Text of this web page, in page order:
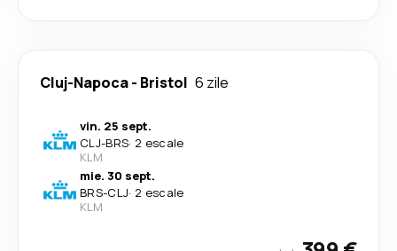
Cluj-Napoca- Bristol 6 zile
vin. 25 sept.
CLJ-BRS· 2 escale
KLM
mie. 30 sept.
BRS-CLJ· 2 escale
KLM